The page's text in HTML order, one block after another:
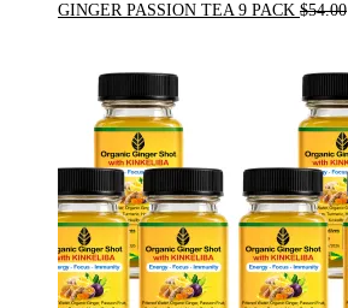
GINGER PASSION TEA 9 PACK $54.00